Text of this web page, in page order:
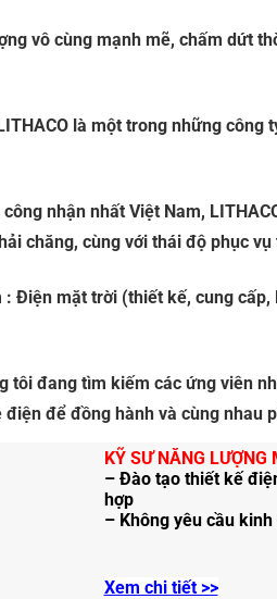
vô cùng mạnh mẽ, chấm dứt
là một trong những
nhận nhất Việt Nam,
chăng, cùng với thái độ phục
: Điện mặt trời (thiết kế, cung
tôi đang tìm kiếm các ứng viên
để đồng hành và cùng nhau
KỸ SƯ NĂNG LƯỢNG
– Đào tạo thiết kế
hợp
– Không yêu cầu
Xem chi tiết >>